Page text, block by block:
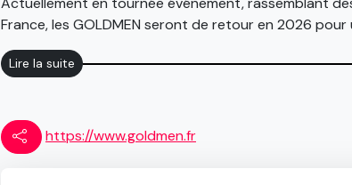
France, les GOLDMEN seront de retour en 2026
Jean-Jacques GOLDMAN à celui du trio FREDERICKS
Fredericks, et Manu Simoens dans le rôle de Michael
les scènes pour le 35ème anniversaire de la tournée
Lire la suite
https://www.goldmen.fr